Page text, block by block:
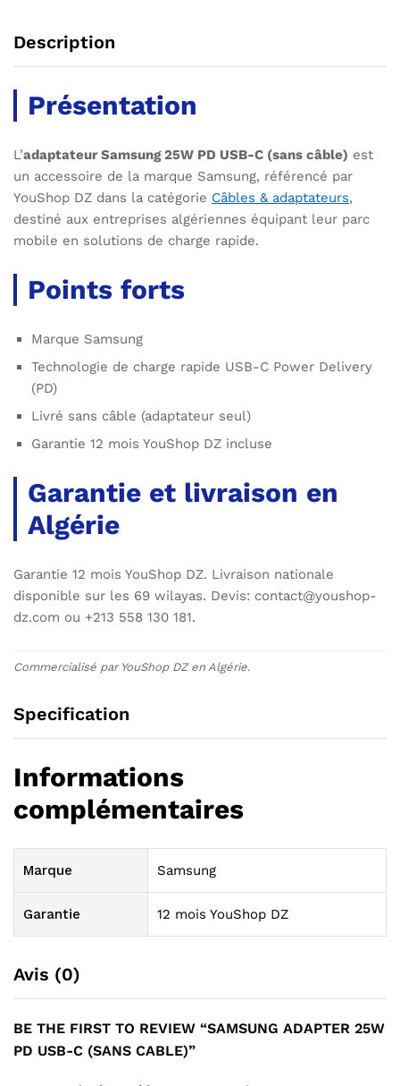
Description
Présentation
L’adaptateur Samsung 25W PD USB-C (sans câble) est
un accessoire de la marque Samsung, référencé par
YouShop DZ dans la catégorie Câbles & adaptateurs,
destiné aux entreprises algériennes équipant leur parc
mobile en solutions de charge rapide.
Points forts
Marque Samsung
Technologie de charge rapide USB-C Power Delivery
(PD)
Livré sans câble (adaptateur seul)
Garantie 12 mois YouShop DZ incluse
Garantie et livraison en
Algérie
Garantie 12 mois YouShop DZ. Livraison nationale
disponible sur les 69 wilayas. Devis: contact@youshop-
dz.com ou +213 558 130 181.
Commercialisé par YouShop DZ en Algérie.
Specification
Informations
complémentaires
Marque Samsung
Garantie 12 mois YouShop DZ
Avis (0)
BE THE FIRST TO REVIEW “SAMSUNG ADAPTER 25W
PD USB-C (SANS CABLE)”